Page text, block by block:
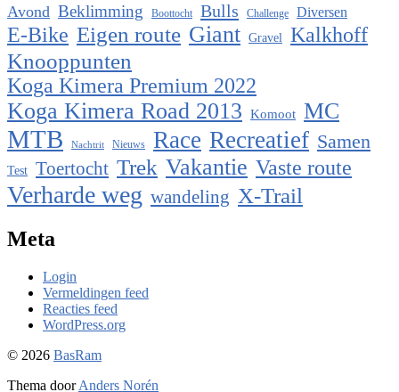
Avond Beklimming Boottocht Bulls Challenge Diversen
E-Bike Eigen route Giant Gravel Kalkhoff
Knooppunten
Koga Kimera Premium 2022
Koga Kimera Road 2013 Komoot MC
MTB Nachtrit Nieuws Race Recreatief Samen
Test Toertocht Trek Vakantie Vaste route
Verharde weg wandeling X-Trail
Meta
Login
Vermeldingen feed
Reacties feed
WordPress.org
© 2026 BasRam
Thema doorAnders Norén